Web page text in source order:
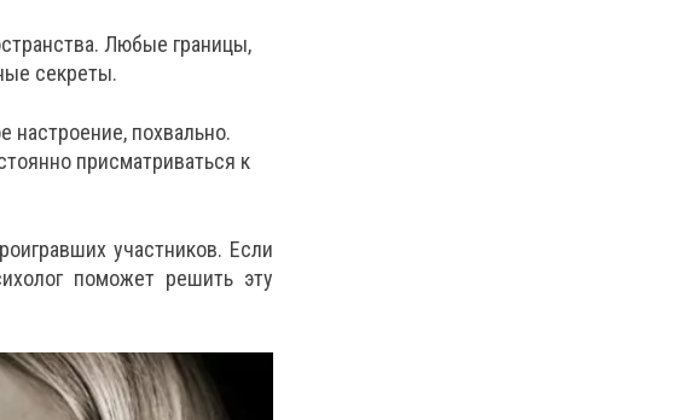
Любые границы,
секреты.
настроение, похвально.
присматриваться к
участников. Если
поможет решить эту